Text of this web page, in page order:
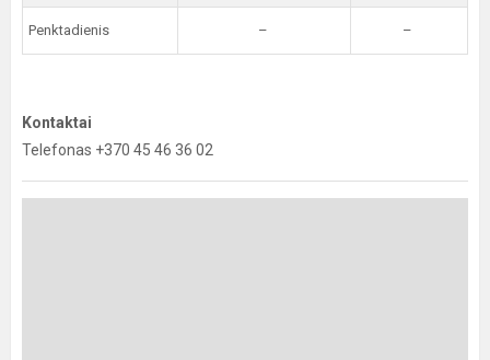
Penktadienis – –
Kontaktai
Telefonas +370 45 46 36 02